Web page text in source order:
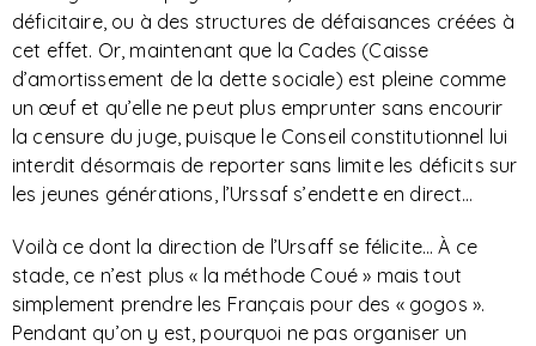
déficitaire, ou à des structures de défaisances créées à
cet effet. Or, maintenant que la Cades (Caisse
d’amortissement de la dette sociale) est pleine comme
un œuf et qu’elle ne peut plus emprunter sans encourir
la censure du juge, puisque le Conseil constitutionnel lui
interdit désormais de reporter sans limite les déficits sur
les jeunes générations, l’Urssaf s’endette en direct…
Voilà ce dont la direction de l’Ursaff se félicite… À ce
stade, ce n’est plus « la méthode Coué » mais tout
simplement prendre les Français pour des « gogos ».
Pendant qu’on y est, pourquoi ne pas organiser un